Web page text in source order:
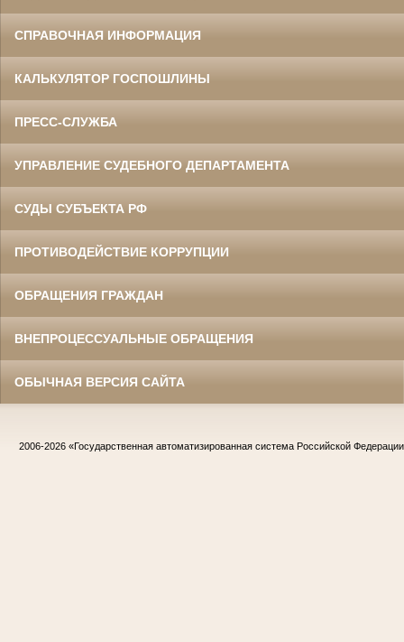
СПРАВОЧНАЯ ИНФОРМАЦИЯ
КАЛЬКУЛЯТОР ГОСПОШЛИНЫ
ПРЕСС-СЛУЖБА
УПРАВЛЕНИЕ СУДЕБНОГО ДЕПАРТАМЕНТА
СУДЫ СУБЪЕКТА РФ
ПРОТИВОДЕЙСТВИЕ КОРРУПЦИИ
ОБРАЩЕНИЯ ГРАЖДАН
ВНЕПРОЦЕССУАЛЬНЫЕ ОБРАЩЕНИЯ
ОБЫЧНАЯ ВЕРСИЯ САЙТА
2006-2026 «Государственная автоматизированная система Российской